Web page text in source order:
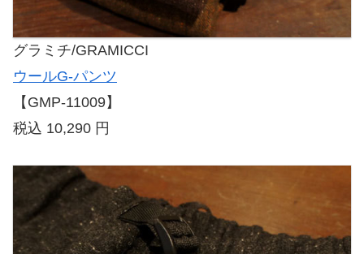
グラミチ/GRAMICCI
ウールG-パンツ
【GMP-11009】
税込 10,290 円